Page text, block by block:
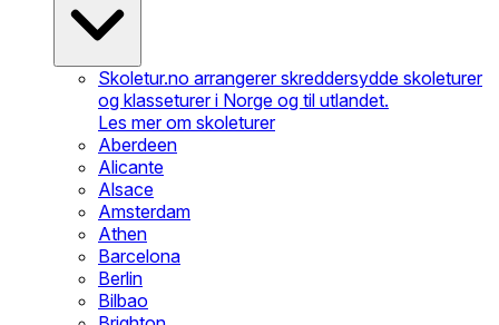
Skoletur.no arrangerer skreddersydde skoleturer
og klasseturer i Norge og til utlandet.
Les mer om skoleturer
Aberdeen
Alicante
Alsace
Amsterdam
Athen
Barcelona
Berlin
Bilbao